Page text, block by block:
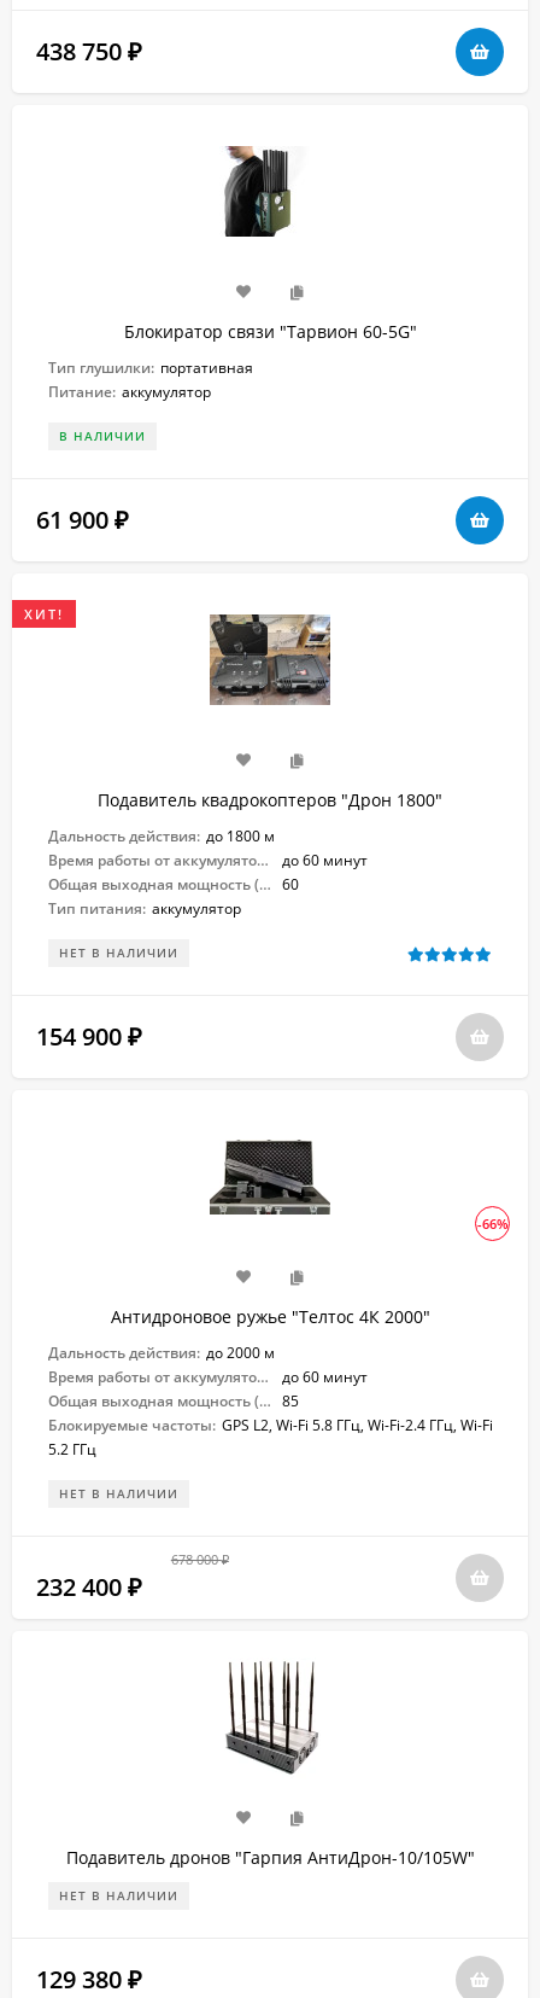
438 750 ₽
Блокиратор связи "Тарвион 60-5G"
Тип глушилки: портативная
Питание: аккумулятор
В НАЛИЧИИ
61 900 ₽
ХИТ!
Подавитель квадрокоптеров "Дрон 1800"
Дальность действия: до 1800 м
Время работы от аккумулятора:
до 60 минут
Общая выходная мощность (Вт): 60
Тип питания: аккумулятор
НЕТ В НАЛИЧИИ
154 900 ₽
-66%
Антидроновое ружье "Телтос 4К 2000"
Дальность действия: до 2000 м
Время работы от аккумулятора:
до 60 минут
Общая выходная мощность (Вт): 85
Блокируемые частоты: GPS L2, Wi-Fi 5.8 ГГц, Wi-Fi-2.4 ГГц, Wi-Fi
5.2 ГГц
НЕТ В НАЛИЧИИ
678 000₽
232 400 ₽
Подавитель дронов "Гарпия АнтиДрон-10/105W"
НЕТ В НАЛИЧИИ
129 380 ₽